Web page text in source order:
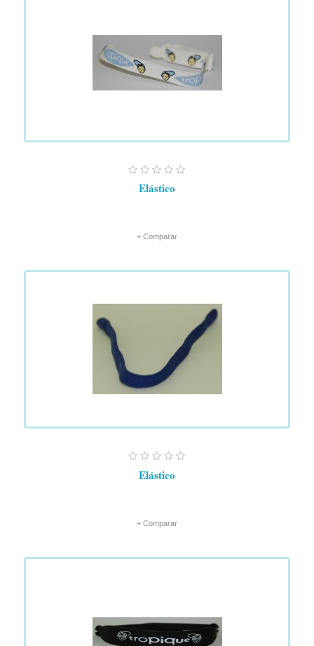
Elástico
+ Comparar
Elástico
+ Comparar